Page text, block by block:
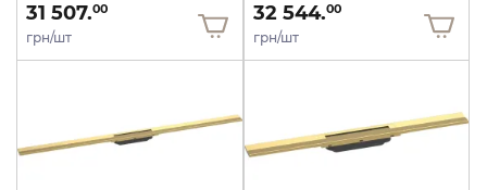
31 507.00
грн/шт
32 544.00
грн/шт